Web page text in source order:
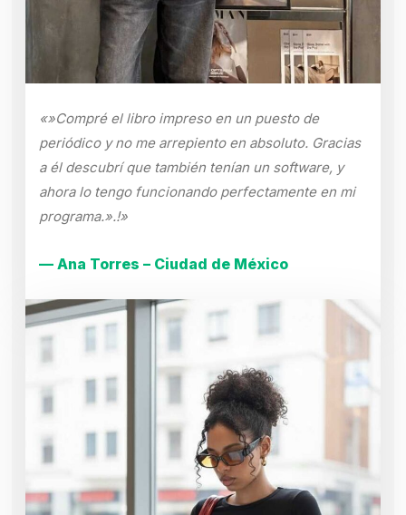
«»Compré el libro impreso en un puesto de
periódico y no me arrepiento en absoluto. Gracias
a él descubrí que también tenían un software, y
ahora lo tengo funcionando perfectamente en mi
programa.».!»
— Ana Torres – Ciudad de México